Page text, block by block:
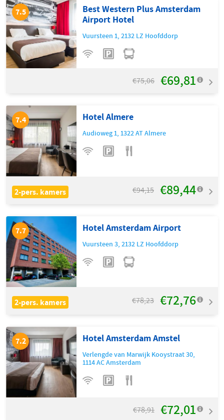
7.7 Hotel Amsterdam Airport
Vuursteen 3,2132 LZ Hoofddorp
2-pers. kamers €78,23 €72,76
7.4 Hotel Almere
Audioweg 1,1322 ATAlmere
2-pers. kamers €94,15 €89,44
7.2 Hotel Amsterdam Amstel
Verlengde van Marwijk Kooystraat 30,
1114 ACAmsterdam
€78,91 €72,01
7.5
Best Western Plus Amsterdam
Airport Hotel
Vuursteen 1,2132 LZ Hoofddorp
€75,06 €69,81